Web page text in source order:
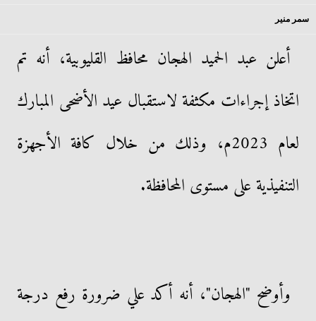
سمر منير
أعلن عبد الحميد الهجان محافظ القليوبية، أنه تم
اتخاذ إجراءات مكثفة لاستقبال عيد الأضحى المبارك
لعام 2023م، وذلك من خلال كافة الأجهزة
التنفيذية على مستوى المحافظة.
وأوضح "الهجان"، أنه أكد علي ضرورة رفع درجة